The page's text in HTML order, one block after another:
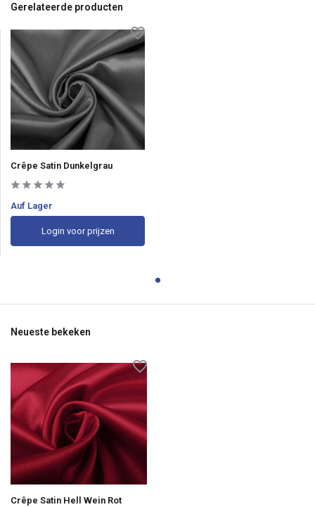
Gerelateerde producten
Crêpe Satin Dunkelgrau
Auf Lager
Login voor prijzen
Neueste bekeken
Crêpe Satin Hell Wein Rot